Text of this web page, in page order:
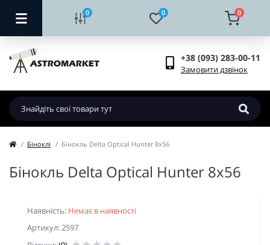
0 0 0
+38 (093) 283-00-11
Замовити дзвінок
Біноклі Бінокль Delta Optical Hunter 8x56
Бінокль Delta Optical Hunter 8x56
Наявність: Немає в наявності
Артикул: 2597